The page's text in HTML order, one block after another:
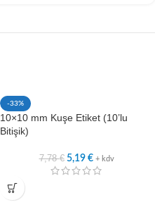
-33%
10×10 mm Kuşe Etiket (10’lu
Bitişik)
7,78€ 5,19 € + kdv